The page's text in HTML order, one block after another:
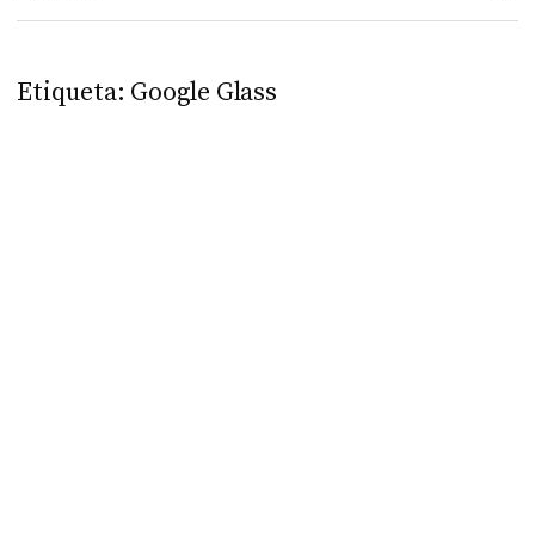
Etiqueta: Google Glass